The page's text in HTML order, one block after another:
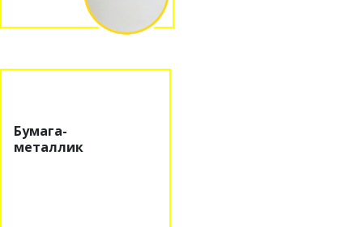
Бумага-
металлик